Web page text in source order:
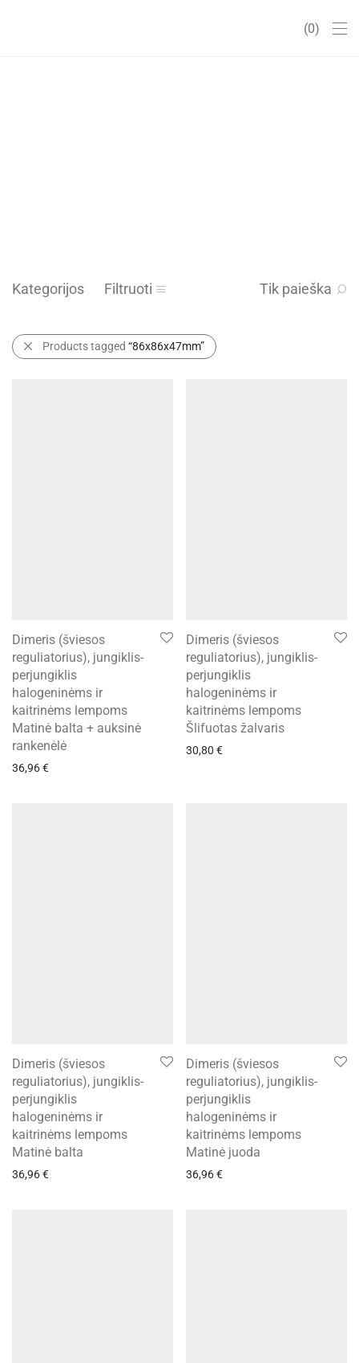
0
Kategorijos Filtruoti Tik paieška
Products tagged “86x86x47mm”
Dimeris (šviesos
reguliatorius), jungiklis-
perjungiklis
halogeninėms ir
kaitrinėms lempoms
Matinė balta + auksinė
rankenėlė
36,96€
Dimeris (šviesos
reguliatorius), jungiklis-
perjungiklis
halogeninėms ir
kaitrinėms lempoms
Šlifuotas žalvaris
30,80 €
Dimeris (šviesos
reguliatorius), jungiklis-
perjungiklis
halogeninėms ir
kaitrinėms lempoms
Matinė balta
36,96€
Dimeris (šviesos
reguliatorius), jungiklis-
perjungiklis
halogeninėms ir
kaitrinėms lempoms
Matinė juoda
36,96€